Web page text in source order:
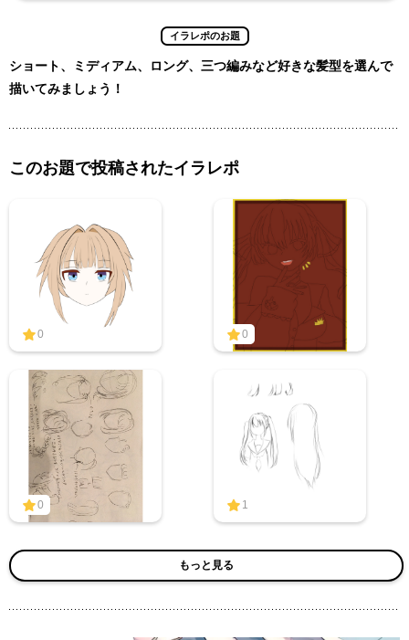
イラレポのお題
ショート、ミディアム、ロング、三つ編みなど好きな髪型を選んで
描いてみましょう！
このお題で投稿されたイラレポ
0 0
0 1
もっと見る